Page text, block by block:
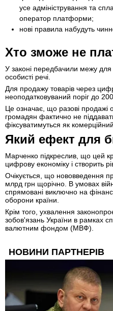
усе адміністрування та
оператор платформи;
нові правила набудуть
Хто зможе не
У законі передбачили межу
особисті речі.
Для продажу товарів через
неоподатковуваний поріг до
Це означає, що разові продажі
громадян фактично не
фіксуватимуться як комерційний
Який ефект для
Марченко підкреслив, що цей
цифрову економіку і створить
Очікується, що нововведення
млрд грн щорічно. В умовах
спрямовані виключно на
оборони країни.
Крім того, ухвалення
зобов'язань України в рамках
валютним фондом (МВФ).